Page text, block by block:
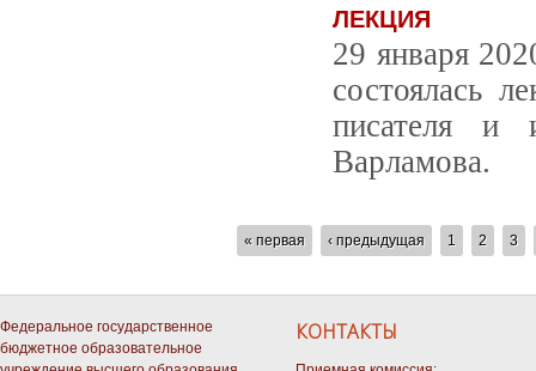
ЛЕКЦИЯ
29 января
состоялась
писателя и
Варламова.
« первая ‹ предыдущая 1 2 3
Федеральное государственное
бюджетное образовательное
КОНТАКТЫ